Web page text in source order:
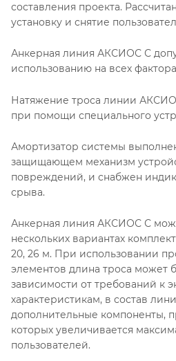
составления проекта.
установку и снятие
Анкерная линия АКСИОС С
использованию на всех
Натяжение троса линии
при помощи специального
Амортизатор системы
защищающем механизм
повреждений, и снабжен
срыва.
Анкерная линия АКСИОС С
нескольких вариантах
20, 26 м. При использовании
элементов длина троса может
зависимости от требований к
характеристикам, в состав
дополнительные компоненты,
которых увеличивается
пользователей.